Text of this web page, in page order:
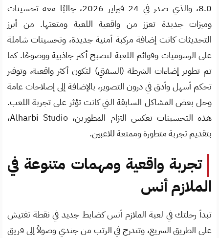
8.0، والذي صدر في 24 فبراير 2026، جالبًا معه تحسينات
وميزات جديدة تعزز من واقعية اللعبة ومتعتها. من أبرز
التحديثات كانت إضافة مركبة أمنية جديدة، وتحسينات شاملة
على الرسوميات وقوائم اللعبة لتصبح أكثر جاذبية ووضوحًا. كما
تم تطوير إضاءات الشرطة (السفتي) لتكون أكثر واقعية، وتوفير
تحكم أسهل وأدق في درون التصوير، بالإضافة إلى إصلاحات عامة
وحل بعض المشاكل السابقة التي كانت تؤثر على تجربة اللعب.
هذه التحسينات تعكس التزام المطورين، Alharbi Studio،
بتقديم تجربة متطورة وممتعة للاعبين.
تجربة واقعية ومهمات متنوعة في
الملازم أنس
تبدأ رحلتك في لعبة الملازم أنس كضابط جديد في نقطة تفتيش
على الطريق السريع، وتتدرج في الرتب من جندي وصولاً إلى فريق